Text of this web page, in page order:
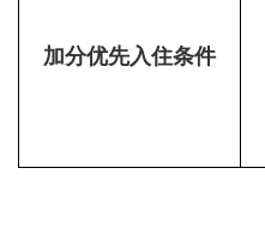
加分优先入住条件